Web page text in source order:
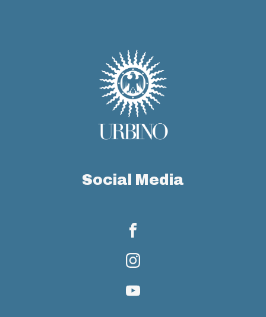
Social Media